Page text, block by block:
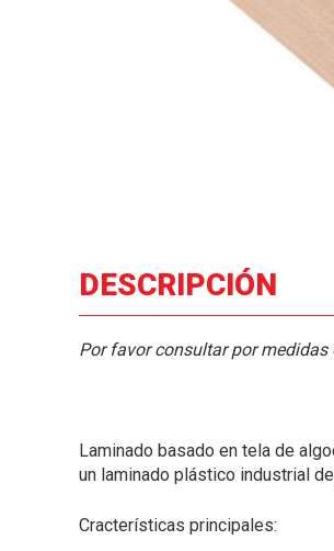
DESCRIPCIÓN
Por favor consultar por medidas
Laminado basado en tela de
un laminado plástico industrial
Cracterísticas principales: